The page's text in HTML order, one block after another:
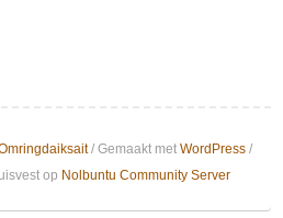
/ Gemaakt met WordPress/
op Nolbuntu Community Server